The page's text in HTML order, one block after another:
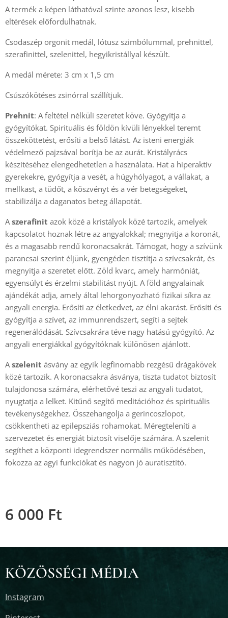
A termék a képen láthatóval szinte azonos lesz, kisebb
eltérések előfordulhatnak.
Csodaszép orgonit medál, lótusz szimbólummal, prehnittel,
szerafinittel, szelenittel, hegyikristállyal készült.
A medál mérete: 3 cm x 1,5 cm
Csúszókötéses zsinórral szállítjuk.
Prehnit: A feltétel nélküli szeretet köve. Gyógyítja a
gyógyítókat. Spirituális és földön kívüli lényekkel teremt
összeköttetést, erősíti a belső látást. Az isteni energiák
védelmező pajzsával borítja be az aurát. Kristályrács
készítéséhez elengedhetetlen a használata. Hat a hiperaktív
gyerekekre, gyógyítja a vesét, a húgyhólyagot, a vállakat, a
mellkast, a tüdőt, a köszvényt és a vér betegségeket,
stabilizálja a daganatos beteg állapotát.
Aszerafinit azok közé a kristályok közé tartozik, amelyek
kapcsolatot hoznak létre az angyalokkal; megnyitja a koronát,
és a magasabb rendű koronacsakrát. Támogat, hogy a szívünk
parancsai szerint éljünk, gyengéden tisztítja a szívcsakrát, és
megnyitja a szeretet előtt. Zöld kvarc, amely harmóniát,
egyensúlyt és érzelmi stabilitást nyújt. A föld angyalainak
ajándékát adja, amely által lehorgonyozható fizikai síkra az
angyali energia. Erősíti az életkedvet, az élni akarást. Erősíti és
gyógyítja a szívet, az immunrendszert, segíti a sejtek
regenerálódását. Szívcsakrára téve nagy hatású gyógyító. Az
angyali energiákkal gyógyítóknak különösen ajánlott.
Aszelenit ásvány az egyik legfinomabb rezgésű drágakövek
közé tartozik. A koronacsakra ásványa, tiszta tudatot biztosít
tulajdonosa számára, elérhetővé teszi az angyali tudatot,
nyugtatja a lelket. Kitűnő segítő meditációhoz és spirituális
tevékenységekhez. Összehangolja a gerincoszlopot,
csökkentheti az epilepsziás rohamokat. Méregteleníti a
szervezetet és energiát biztosít viselője számára. A szelenit
segíthet a központi idegrendszer normális működésében,
fokozza az agyi funkciókat és nagyon jó auratisztító.
6 000 Ft
KÖZÖSSÉGI MÉDIA
Instagram